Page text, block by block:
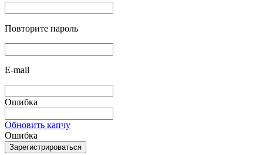
Повторите пароль
E-mail
Ошибка
Обновить капчу
Ошибка